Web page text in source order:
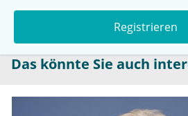
Registrieren
Das könnte Sie auch